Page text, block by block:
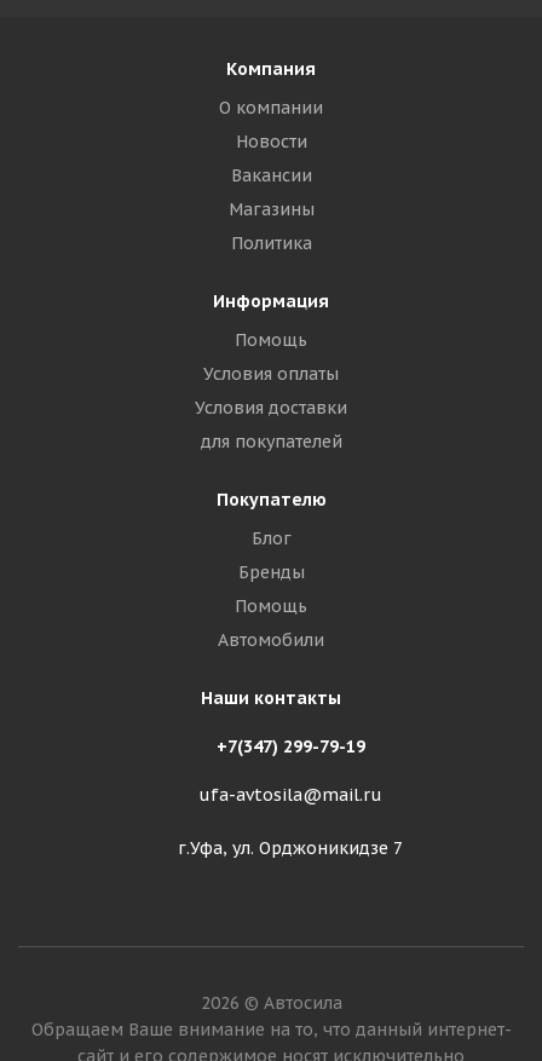
Компания
О компании
Новости
Вакансии
Магазины
Политика
Информация
Помощь
Условия оплаты
Условия доставки
для покупателей
Покупателю
Блог
Бренды
Помощь
Автомобили
Наши контакты
+7(347) 299-79-19
ufa-avtosila@mail.ru
г.Уфа, ул. Орджоникидзе 7
2026 © Автосила
Обращаем Ваше внимание на то, что данный интернет-
сайт и его содержимое носят исключительно